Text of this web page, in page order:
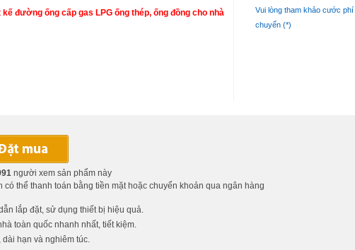
đường ống cấp gas LPG ống thép, ống đồng cho nhà
Vui lòng tham khảo cước phí
chuyển (*)
người xem sản phẩm này
có thể thanh toán bằng tiền mặt hoặc chuyển khoản qua ngân hàng
lắp đặt, sử dụng thiết bị hiệu quả.
toàn quốc nhanh nhất, tiết kiệm.
hạn và nghiêm túc.